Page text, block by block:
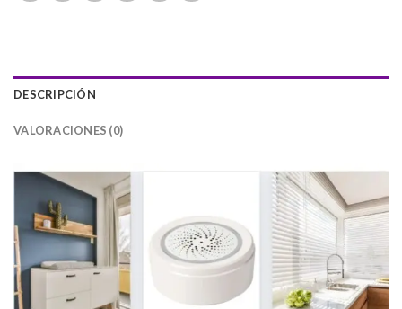
DESCRIPCIÓN
VALORACIONES (0)